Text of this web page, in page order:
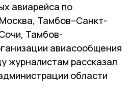
авиарейса по
Тамбов–Санкт-
Тамбов-
авиасообщения
журналистам рассказал
области